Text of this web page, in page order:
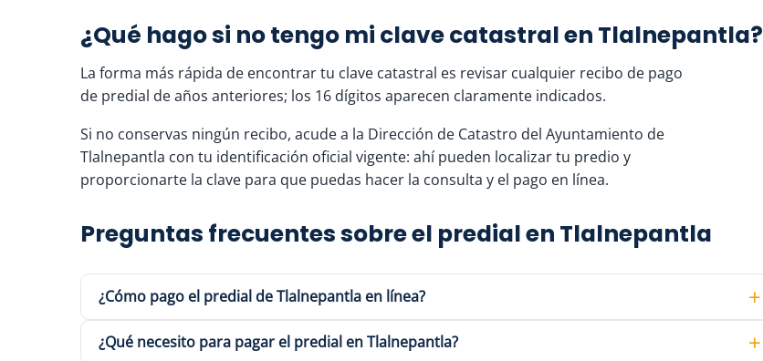
¿Qué hago si no tengo mi clave catastral en Tlalnepantla?
La forma más rápida de encontrar tu clave catastral es revisar cualquier recibo de pago
de predial de años anteriores; los 16 dígitos aparecen claramente indicados.
Si no conservas ningún recibo, acude a la Dirección de Catastro del Ayuntamiento de
Tlalnepantla con tu identificación oficial vigente: ahí pueden localizar tu predio y
proporcionarte la clave para que puedas hacer la consulta y el pago en línea.
Preguntas frecuentes sobre el predial en Tlalnepantla
¿Cómo pago el predial de Tlalnepantla en línea?
¿Qué necesito para pagar el predial en Tlalnepantla?